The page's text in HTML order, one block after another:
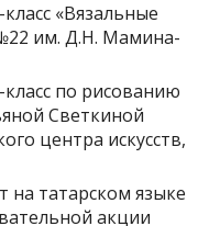
«Вязальные
им. Д.Н. Мамина-
по рисованию
Светкиной
центра искусств,
на татарском языке
акции